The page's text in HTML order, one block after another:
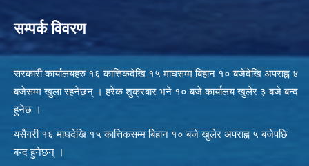
सम्पर्क विवरण
सरकारी कार्यालयहरु १६ कात्तिकदेखि १५ माघसम्म बिहान १० बजेदेखि अपराह्न ४
बजेसम्म खुला रहनेछन् । हरेक शुक्रबार भने १० बजे कार्यालय खुलेर ३ बजे बन्द
हुनेछ ।
यसैगरी १६ माघदेखि १५ कात्तिकसम्म बिहान १० बजे खुलेर अपराह्न ५ बजेपछि
बन्द हुनेछन् ।